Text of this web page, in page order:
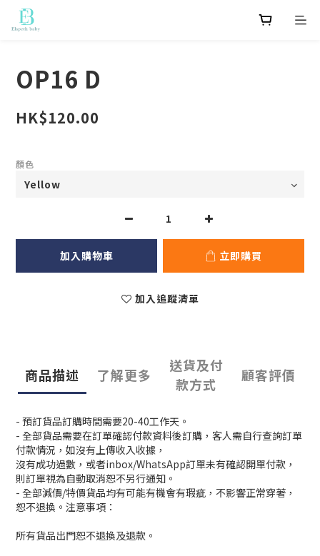
OP16 D
HK$120.00
顏色
加入購物車 立即購買
加入追蹤清單
商品描述 了解更多
送貨及付
款方式
顧客評價
- 預訂貨品訂購時間需要20-40工作天。
- 全部貨品需要在訂單確認付款資料後訂購，客人需自行查詢訂單
付款情況，如沒有上傳收入收據，
沒有成功過數，或者inbox/WhatsApp訂單未有確認開單付款，
則訂單視為自動取消恕不另行通知。
- 全部減價/特價貨品均有可能有機會有瑕疵，不影響正常穿著，
恕不退換。注意事項：
所有貨品出門恕不退換及退款。